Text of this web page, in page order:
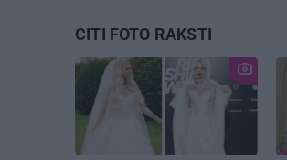
CITI FOTO RAKSTI